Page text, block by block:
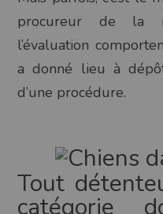
procureur de la
l’évaluation
a donné lieu à
d’une procédure.
Tout
catégorie